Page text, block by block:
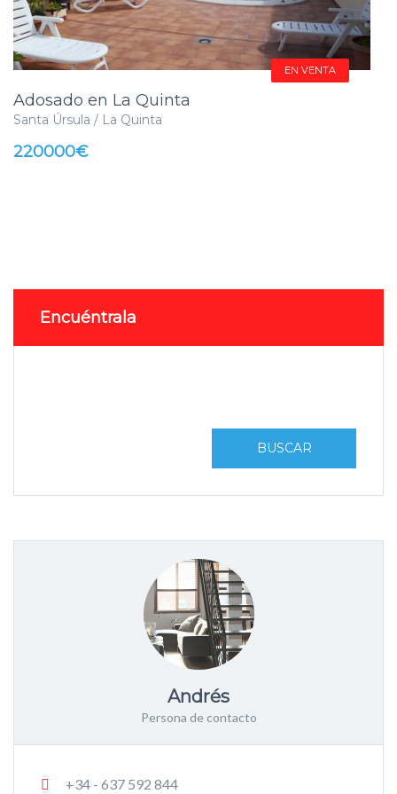
EN VENTA
Adosado en La Quinta
Santa Úrsula / La Quinta
220000€
Encuéntrala
BUSCAR
Andrés
Persona de contacto
+34 - 637 592 844